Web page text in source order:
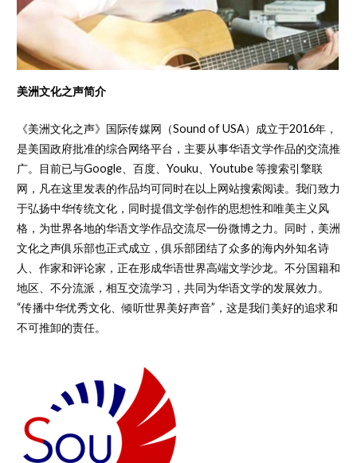
美洲文化之声简介
《美洲文化之声》国际传媒网（Sound of USA）成立于2016年，
是美国政府批准的综合网络平台，主要从事华语文学作品的交流推
广。目前已与Google、百度、Youku、Youtube 等搜索引擎联
网，凡在这里发表的作品均可同时在以上网站搜索阅读。我们致力
于弘扬中华传统文化，同时提倡文学创作的思想性和唯美主义风
格，为世界各地的华语文学作品交流尽一份微博之力。同时，美洲
文化之声俱乐部也正式成立，俱乐部团结了众多的海内外知名诗
人、作家和评论家，正在形成华语世界高端文学沙龙。不分国籍和
地区、不分流派，相互交流学习，共同为华语文学的发展效力。
“传播中华优秀文化、倾听世界美好声音”，这是我们美好的追求和
不可推卸的责任。